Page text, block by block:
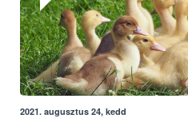
2021. augusztus 24, kedd